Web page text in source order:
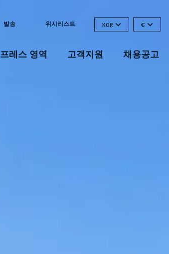
발송 위시리스트 KOR €
프레스 영역 고객지원 채용공고